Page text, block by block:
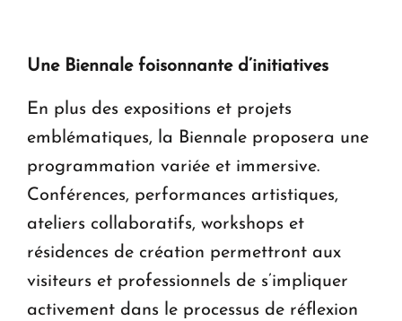
Une Biennale foisonnante d’initiatives
En plus des expositions et projets
emblématiques, la Biennale proposera une
programmation variée et immersive.
Conférences, performances artistiques,
ateliers collaboratifs, workshops et
résidences de création permettront aux
visiteurs et professionnels de s’impliquer
activement dans le processus de réflexion